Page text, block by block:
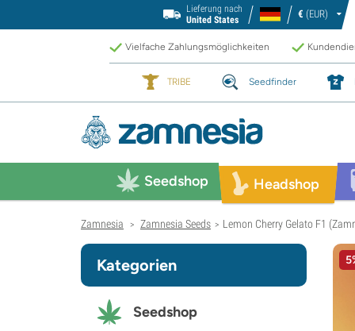
Lieferung nach
United States
€ (EUR)
Vielfache Zahlungsmöglichkeiten
TRIBE Seedfinder
Seedshop Headshop
Zamnesia > Zamnesia Seeds > Lemon Cherry Gelato F1
Kategorien
Seedshop